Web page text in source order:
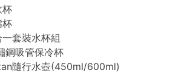
杯
杯
套裝水杯組
鋼吸管保冷杯
隨行水壺(450ml/600ml)